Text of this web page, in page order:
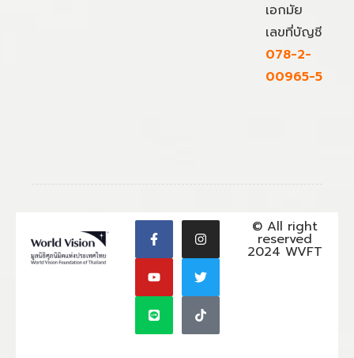
เอกมัย
เลขที่บัญชี
078-2-
00965-5
© All right
reserved
2024 WVFT